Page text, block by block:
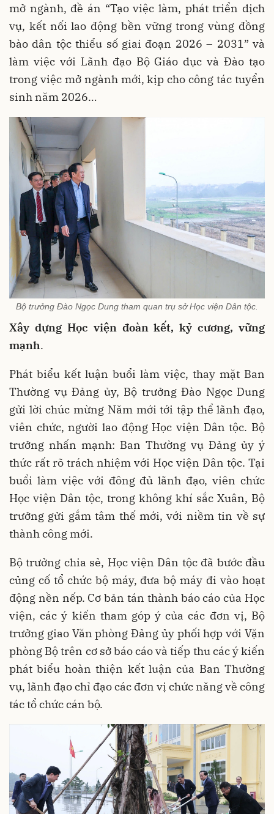
mở ngành, đề án “Tạo việc làm, phát triển dịch
vụ, kết nối lao động bền vững trong vùng đồng
bào dân tộc thiểu số giai đoạn 2026 – 2031” và
làm việc với Lãnh đạo Bộ Giáo dục và Đào tạo
trong việc mở ngành mới, kịp cho công tác tuyển
sinh năm 2026…
Bộ trưởng Đào Ngọc Dung tham quan trụ sở Học viện Dân tộc.
Xây dựng Học viện đoàn kết, kỷ cương, vững
mạnh.
Phát biểu kết luận buổi làm việc, thay mặt Ban
Thường vụ Đảng ủy, Bộ trưởng Đào Ngọc Dung
gửi lời chúc mừng Năm mới tới tập thể lãnh đạo,
viên chức, người lao động Học viện Dân tộc. Bộ
trưởng nhấn mạnh: Ban Thường vụ Đảng ủy ý
thức rất rõ trách nhiệm với Học viện Dân tộc. Tại
buổi làm việc với đông đủ lãnh đạo, viên chức
Học viện Dân tộc, trong không khí sắc Xuân, Bộ
trưởng gửi gắm tâm thế mới, với niềm tin về sự
thành công mới.
Bộ trưởng chia sẻ, Học viện Dân tộc đã bước đầu
củng cố tổ chức bộ máy, đưa bộ máy đi vào hoạt
động nền nếp. Cơ bản tán thành báo cáo của Học
viện, các ý kiến tham góp ý của các đơn vị, Bộ
trưởng giao Văn phòng Đảng ủy phối hợp với Vặn
phòng Bộ trên cơ sở báo cáo và tiếp thu các ý kiến
phát biểu hoàn thiện kết luận của Ban Thường
vụ, lãnh đạo chỉ đạo các đơn vị chức năng về công
tác tổ chức cán bộ.